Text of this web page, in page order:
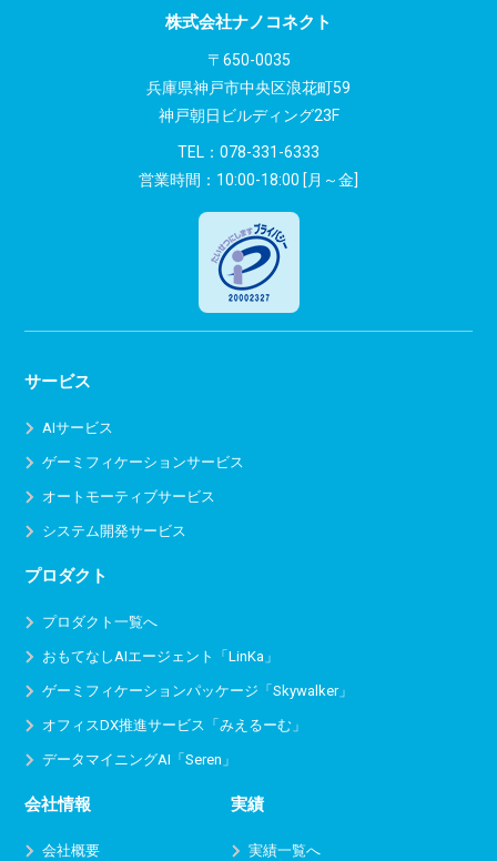
株式会社ナノコネクト
〒650-0035
兵庫県神戸市中央区浪花町59
神戸朝日ビルディング23F
TEL： 078-331-6333
営業時間：10:00-18:00 [月～金]
サービス
AIサービス
ゲーミフィケーションサービス
オートモーティブサービス
システム開発サービス
プロダクト
プロダクト一覧へ
おもてなしAIエージェント「LinKa」
ゲーミフィケーションパッケージ「Skywalker」
オフィスDX推進サービス 「みえるーむ」
データマイニングAI「Seren」
会社情報
会社概要
実績
実績一覧へ